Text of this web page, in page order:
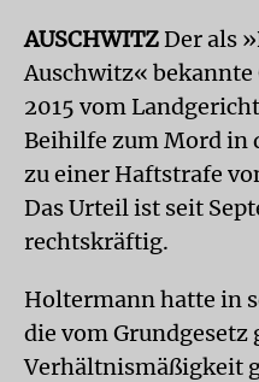
AUSCHWITZDer als
Auschwitz«
2015 vom
Beihilfe zum Mord in
zu einer Haftstrafe
Das Urteil ist seit
rechtskräftig.
Holtermann hatte in
die vom Grundgesetz
Verhältnismäßigkeit